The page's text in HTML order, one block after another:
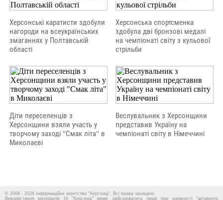
Херсонські каратисти здобули
нагороди на всеукраїнських
змаганнях у Полтавській
області
Херсонська спортсменка
здобула дві бронзові медалі
на чемпіонаті світу з кульової
стрільби
Діти переселенців з
Херсонщини взяли участь у
творчому заході "Смак літа" в
Миколаєві
Веслувальник з Херсонщини
представив Україну на
чемпіонаті світу в Німеччині
© 2008 - 2026 Інформаційне агентство "Херсонці". Всі права захищені.
Використання матеріалів ІА "Херсонці" може здійснюватись лише при наявності "активного